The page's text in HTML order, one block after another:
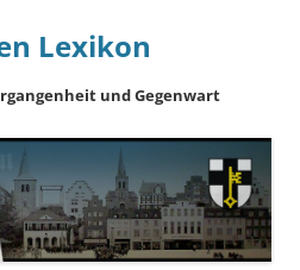
Lexikon
und Gegenwart